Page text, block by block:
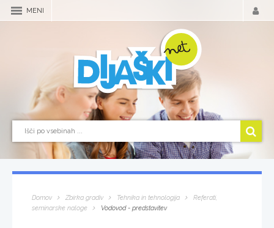
MENI
Domov Zbirka gradiv Tehnika in tehnologija
Referati,
seminarske naloge
Vodovod - predstavitev